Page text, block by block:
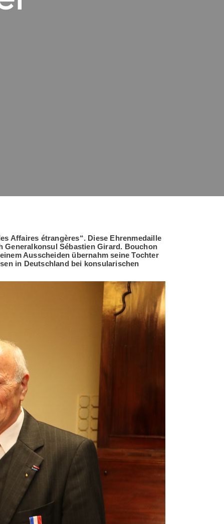
Affaires étrangères“. Diese Ehrenmedaille
Sébastien Girard. Bouchon
Ausscheiden übernahm seine Tochter
in Deutschland bei konsularischen